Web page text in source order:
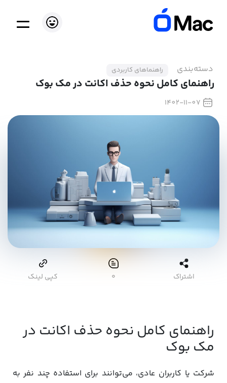
دسته‌بندی راهنماهای کاربردی
راهنمای کامل نحوه حذف اکانت در مک بوک
1402-11-07
اشتراک ۰ کپی لینک
راهنمای کامل نحوه حذف اکانت در
مک بوک
شرکت یا کاربران عادی، می‌توانند برای استفاده چند نفر به